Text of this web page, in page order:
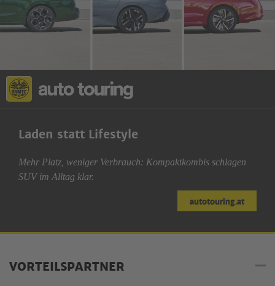
Laden statt Lifestyle
Mehr Platz, weniger Verbrauch: Kompaktkombis schlagen
SUV im Alltag klar.
autotouring.at
VORTEILSPARTNER